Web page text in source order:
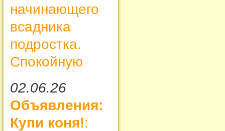
начинающего
всадника
подростка.
Спокойную
02.06.26
Объявления:
Купи коня!: